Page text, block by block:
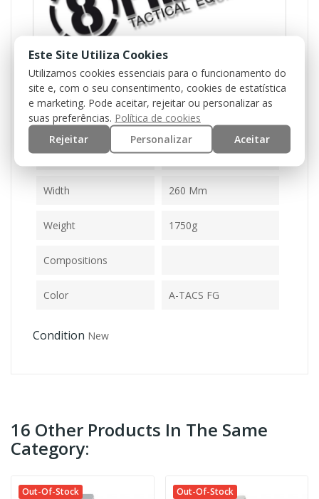
Reference M51611025-1-FG
Data Sheet
Height
Width 260 Mm
Weight 1750g
Compositions
Color A-TACS FG
Condition New
16 Other Products In The Same
Category:
Out-Of-Stock Out-Of-Stock
Este Site Utiliza Cookies
Utilizamos cookies essenciais para o funcionamento do
site e, com o seu consentimento, cookies de estatística
e marketing. Pode aceitar, rejeitar ou personalizar as
suas preferências. Política de cookies
Rejeitar
Personalizar Aceitar